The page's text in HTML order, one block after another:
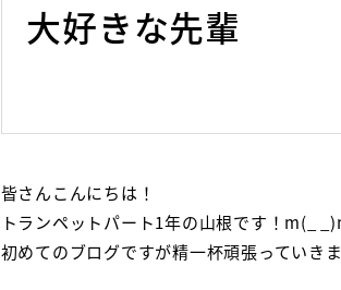
大好きな先輩
皆さんこんにちは！
トランペットパート1年の山根です！ m(_
初めてのブログですが精一杯頑張っていきま